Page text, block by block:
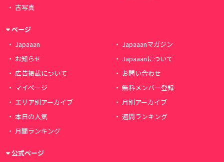
古写真
ページ
Japaaan
Japaaanマガジン
お知らせ
Japaaanについて
広告掲載について
お問い合わせ
マイページ
無料メンバー登録
エリア別アーカイブ
月別アーカイブ
本日の人気
週間ランキング
月間ランキング
公式ページ